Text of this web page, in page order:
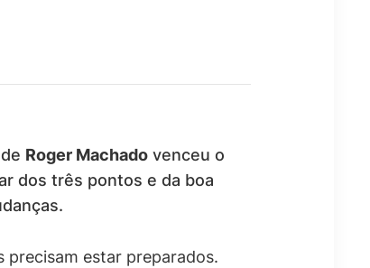
Roger Machado venceu o
dos três pontos e da boa
precisam estar preparados.